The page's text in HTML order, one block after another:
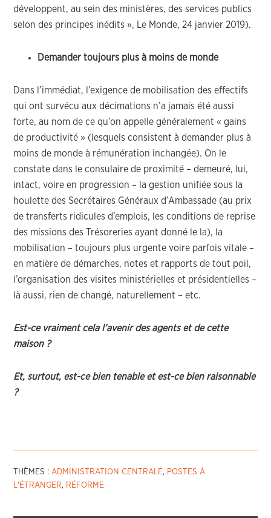
développent, au sein des ministères, des services publics
selon des principes inédits », Le Monde, 24 janvier 2019).
Demander toujours plus à moins de monde
Dans l’immédiat, l’exigence de mobilisation des effectifs
qui ont survécu aux décimations n’a jamais été aussi
forte, au nom de ce qu’on appelle généralement « gains
de productivité » (lesquels consistent à demander plus à
moins de monde à rémunération inchangée). On le
constate dans le consulaire de proximité – demeuré, lui,
intact, voire en progression – la gestion unifiée sous la
houlette des Secrétaires Généraux d’Ambassade (au prix
de transferts ridicules d’emplois, les conditions de reprise
des missions des Trésoreries ayant donné le la), la
mobilisation – toujours plus urgente voire parfois vitale –
en matière de démarches, notes et rapports de tout poil,
l’organisation des visites ministérielles et présidentielles –
là aussi, rien de changé, naturellement – etc.
Est-ce vraiment cela l’avenir des agents et de cette
maison ?
Et, surtout, est-ce bien tenable et est-ce bien raisonnable
?
THÈMES :ADMINISTRATION CENTRALE, POSTES À
L'ÉTRANGER, RÉFORME